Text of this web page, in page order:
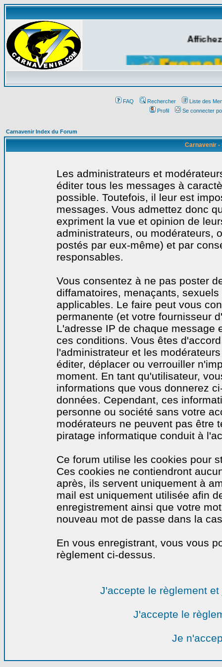
FAQ Rechercher
Liste des
Profil
Se connecter
Carnavenir Index du Forum
Carnavenir -
Les administrateurs et
éditer tous les messages à
possible. Toutefois, il leur est
messages. Vous admettez donc
expriment la vue et opinion de
administrateurs, ou modérateurs,
postés par eux-même) et par
responsables.
Vous consentez à ne pas poster
diffamatoires, menaçants,
applicables. Le faire peut vous
permanente (et votre fournisseur
L'adresse IP de chaque message
ces conditions. Vous êtes
l'administrateur et les
éditer, déplacer ou verrouiller
moment. En tant qu'utilisateur,
informations que vous donnerez
données. Cependant, ces
personne ou société sans votre
modérateurs ne peuvent pas être
piratage informatique conduit à
Ce forum utilise les cookies pour
Ces cookies ne contiendront
après, ils servent uniquement à
mail est uniquement utilisée afin
enregistrement ainsi que votre
nouveau mot de passe dans la
En vous enregistrant, vous vous
règlement ci-dessus.
J'accepte le règlement
J'accepte le
Je